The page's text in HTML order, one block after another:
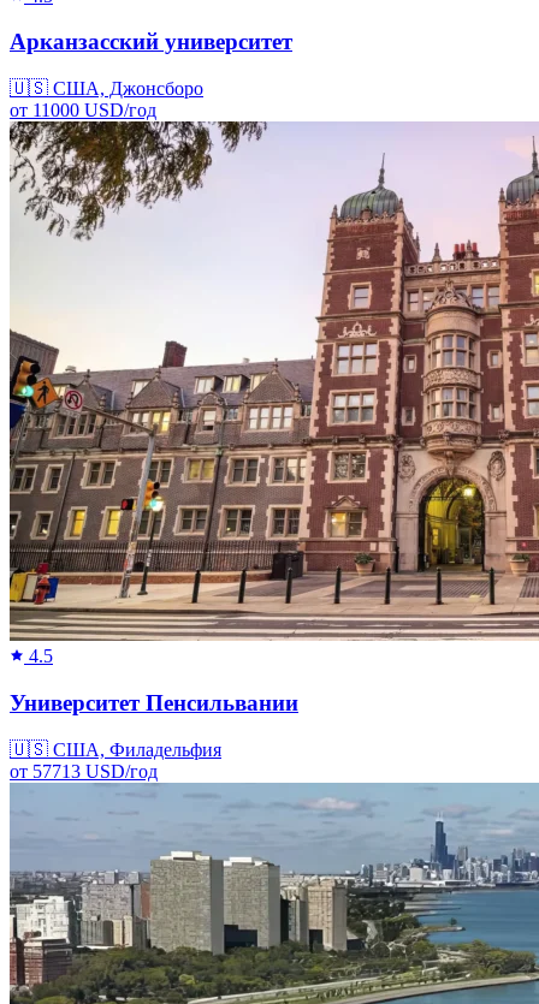
Арканзасский университет
🇺🇸 США, Джонсборо
от 11000 USD/год
4.5
Университет Пенсильвании
🇺🇸 США, Филадельфия
от 57713 USD/год